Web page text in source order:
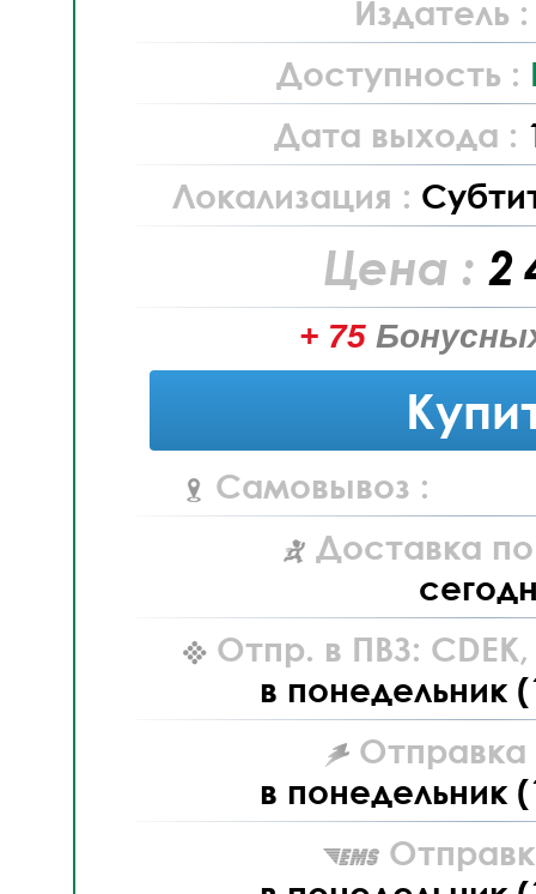
Издатель
Доступность :
Дата выхода :
Локализация :
Цена : 2
+ 75
Самовывоз :
Доставка
Отпр. в ПВЗ: CDEK,
в понедельник
Отправка
в понедельник